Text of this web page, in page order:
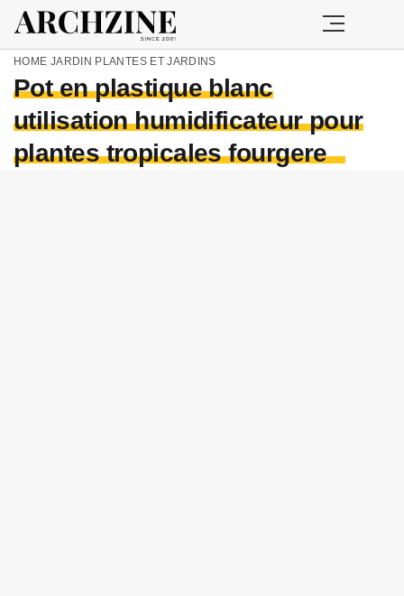
HOME JARDIN PLANTES ET JARDINS
Pot en plastique blanc
utilisation humidificateur pour
plantes tropicales fourgere